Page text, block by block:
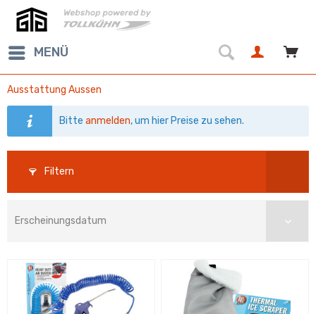
MENÜ
Ausstattung Aussen
Bitteanmelden, um hier Preise zu sehen.
Filtern